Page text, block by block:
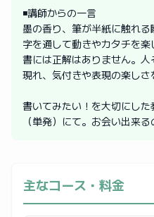
◾️講師からの一言
墨の香り、筆が半紙に触れ
字を通して動きやカタチを楽
書には正解はありません。
現れ、気付きや表現の楽しさ
書いてみたい！を大切にし
（単発）にて。お会い出来
主なコース・料金